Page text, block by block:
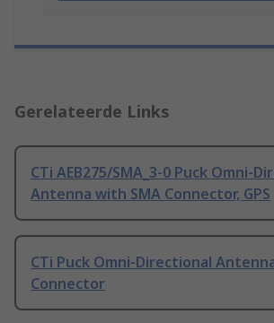
Gerelateerde Links
CTi AEB275/SMA_3-0 Puck Omni-
Antenna with SMA Connector, GPS
CTi Puck Omni-Directional
Connector